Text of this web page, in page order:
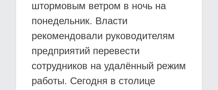
штормовым ветром в ночь на
понедельник. Власти
рекомендовали руководителям
предприятий перевести
сотрудников на удалённый режим
работы. Сегодня в столице